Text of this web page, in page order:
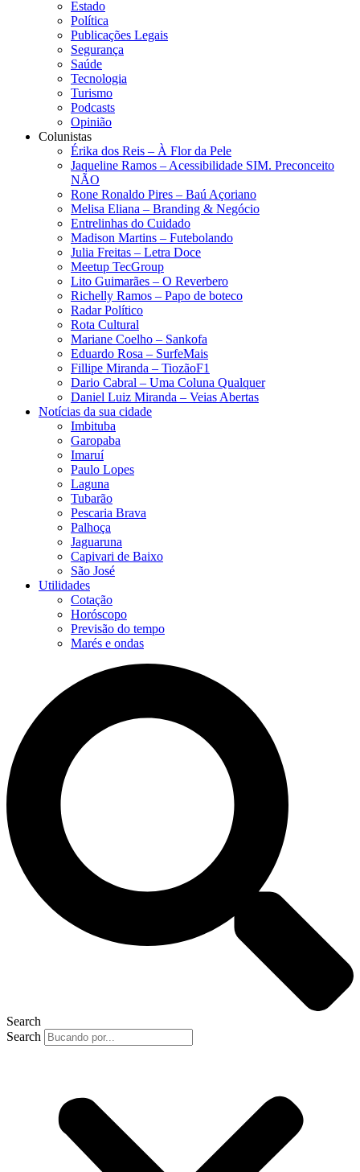
Estado
Política
Publicações Legais
Segurança
Saúde
Tecnologia
Turismo
Podcasts
Opinião
Colunistas
Érika dos Reis​ – À Flor da Pele
Jaqueline Ramos – Acessibilidade SIM. Preconceito
NÃO
Rone Ronaldo Pires – Baú Açoriano
Melisa Eliana – Branding & Negócio
Entrelinhas do Cuidado
Madison Martins – Futebolando
Julia Freitas​ – Letra Doce
Meetup TecGroup
Lito Guimarães – O Reverbero
Richelly Ramos​ – Papo de boteco
Radar Político
Rota Cultural
Mariane Coelho – Sankofa
Eduardo Rosa​ – SurfeMais
Fillipe Miranda – TiozãoF1
Dario Cabral – Uma Coluna Qualquer
Daniel Luiz Miranda – Veias Abertas
Notícias da sua cidade
Imbituba
Garopaba
Imaruí
Paulo Lopes
Laguna
Tubarão
Pescaria Brava
Palhoça
Jaguaruna
Capivari de Baixo
São José
Utilidades
Cotação
Horóscopo
Previsão do tempo
Marés e ondas
Search
Search